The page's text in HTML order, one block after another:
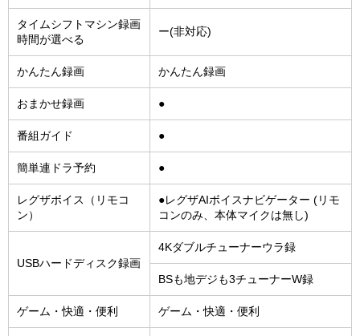
タイムシフトマシン録画
時間が選べる
ー(非対応)
かんたん録画 かんたん録画
おまかせ録画 ●
番組ガイド ●
簡単連ドラ予約 ●
レグザボイス（リモコ
ン）
●レグザAIボイスナビゲーター (リモ
コンのみ、本体マイクは無し)
USBハードディスク録画
4Kダブルチューナーウラ録
BSも地デジも3チューナーW録
ゲーム・快適・便利 ゲーム・快適・便利